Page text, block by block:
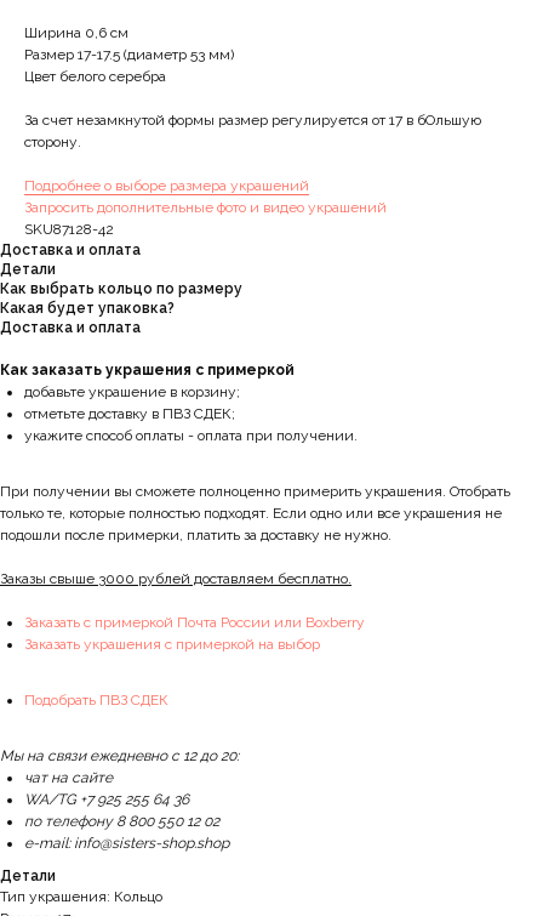
Ширина 0,6 см
Размер 17-17.5 (диаметр 53 мм)
Цвет белого серебра
За счет незамкнутой формы размер регулируется от 17 в бОльшую
сторону.
Подробнее о выборе размера украшений
Запросить дополнительные фото и видео украшений
SKU87128-42
Доставка и оплата
Детали
Как выбрать кольцо по размеру
Какая будет упаковка?
Доставка и оплата
Как заказать украшения с примеркой
добавьте украшение в корзину;
отметьте доставку в ПВЗ СДЕК;
укажите способ оплаты - оплата при получении.
При получении вы сможете полноценно примерить украшения. Отобрать
только те, которые полностью подходят. Если одно или все украшения не
подошли после примерки, платить за доставку не нужно.
Заказы свыше 3000 рублей доставляем бесплатно.
Заказать с примеркой Почта России или Boxberry
Заказать украшения с примеркой на выбор
Подобрать ПВЗ СДЕК
Мы на связи ежедневно с 12 до 20:
чат на сайте
WA/TG +7 925 255 64 36
по телефону 8 800 550 12 02
e-mail: info@sisters-shop.shop
Детали
Тип украшения: Кольцо